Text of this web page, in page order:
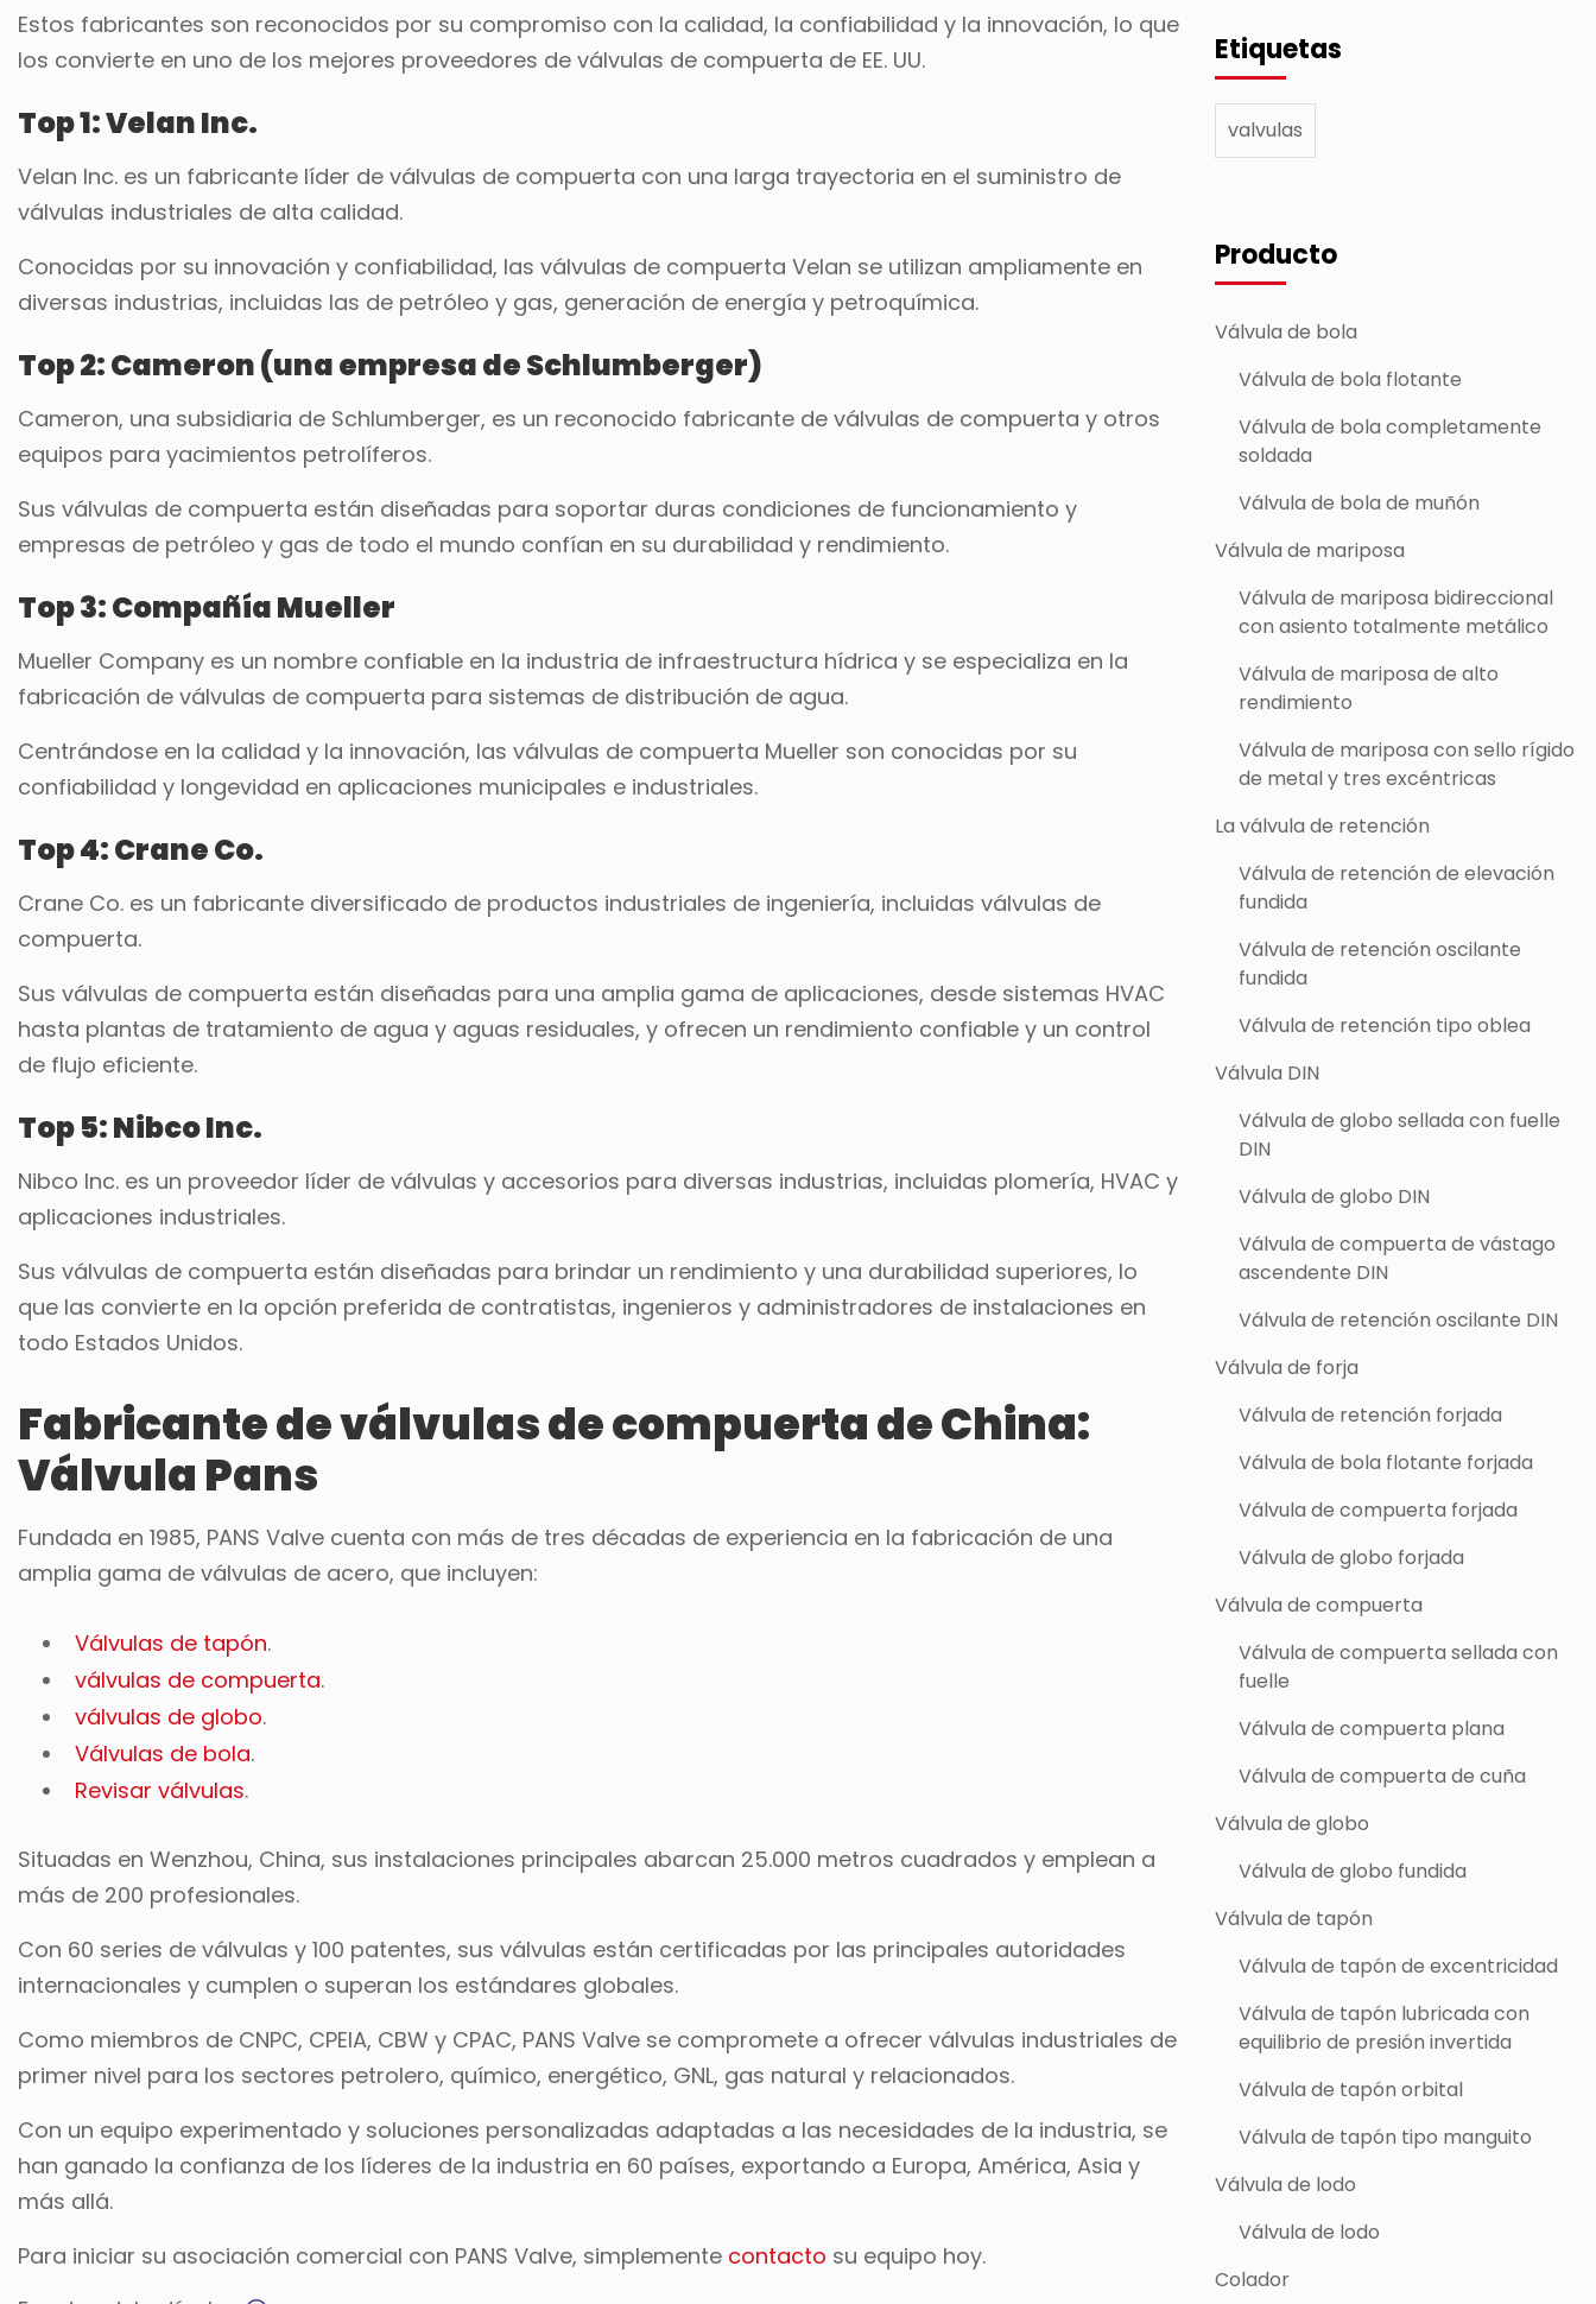
Estos fabricantes son reconocidos por su compromiso con la calidad, la confiabilidad y la innovación, lo que
los convierte en uno de los mejores proveedores de válvulas de compuerta de EE. UU.
Top 1: Velan Inc.
Velan Inc. es un fabricante líder de válvulas de compuerta con una larga trayectoria en el suministro de
válvulas industriales de alta calidad.
Conocidas por su innovación y confiabilidad, las válvulas de compuerta Velan se utilizan ampliamente en
diversas industrias, incluidas las de petróleo y gas, generación de energía y petroquímica.
Top 2: Cameron (una empresa de Schlumberger)
Cameron, una subsidiaria de Schlumberger, es un reconocido fabricante de válvulas de compuerta y otros
equipos para yacimientos petrolíferos.
Sus válvulas de compuerta están diseñadas para soportar duras condiciones de funcionamiento y
empresas de petróleo y gas de todo el mundo confían en su durabilidad y rendimiento.
Top 3: Compañía Mueller
Mueller Company es un nombre confiable en la industria de infraestructura hídrica y se especializa en la
fabricación de válvulas de compuerta para sistemas de distribución de agua.
Centrándose en la calidad y la innovación, las válvulas de compuerta Mueller son conocidas por su
confiabilidad y longevidad en aplicaciones municipales e industriales.
Top 4: Crane Co.
Crane Co. es un fabricante diversificado de productos industriales de ingeniería, incluidas válvulas de
compuerta.
Sus válvulas de compuerta están diseñadas para una amplia gama de aplicaciones, desde sistemas HVAC
hasta plantas de tratamiento de agua y aguas residuales, y ofrecen un rendimiento confiable y un control
de flujo eficiente.
Top 5: Nibco Inc.
Nibco Inc. es un proveedor líder de válvulas y accesorios para diversas industrias, incluidas plomería, HVAC y
aplicaciones industriales.
Sus válvulas de compuerta están diseñadas para brindar un rendimiento y una durabilidad superiores, lo
que las convierte en la opción preferida de contratistas, ingenieros y administradores de instalaciones en
todo Estados Unidos.
Fabricante de válvulas de compuerta de China:
Válvula Pans
Fundada en 1985, PANS Valve cuenta con más de tres décadas de experiencia en la fabricación de una
amplia gama de válvulas de acero, que incluyen:
Válvulas de tapón.
válvulas de compuerta.
válvulas de globo.
Válvulas de bola.
Revisar válvulas.
Situadas en Wenzhou, China, sus instalaciones principales abarcan 25.000 metros cuadrados y emplean a
más de 200 profesionales.
Con 60 series de válvulas y 100 patentes, sus válvulas están certificadas por las principales autoridades
internacionales y cumplen o superan los estándares globales.
Como miembros de CNPC, CPEIA, CBW y CPAC, PANS Valve se compromete a ofrecer válvulas industriales de
primer nivel para los sectores petrolero, químico, energético, GNL, gas natural y relacionados.
Con un equipo experimentado y soluciones personalizadas adaptadas a las necesidades de la industria, se
han ganado la confianza de los líderes de la industria en 60 países, exportando a Europa, América, Asia y
más allá.
Para iniciar su asociación comercial con PANS Valve, simplemente contacto su equipo hoy.
Etiquetas
valvulas
Producto
Válvula de bola
Válvula de bola flotante
Válvula de bola completamente
soldada
Válvula de bola de muñón
Válvula de mariposa
Válvula de mariposa bidireccional
con asiento totalmente metálico
Válvula de mariposa de alto
rendimiento
Válvula de mariposa con sello rígido
de metal y tres excéntricas
La válvula de retención
Válvula de retención de elevación
fundida
Válvula de retención oscilante
fundida
Válvula de retención tipo oblea
Válvula DIN
Válvula de globo sellada con fuelle
DIN
Válvula de globo DIN
Válvula de compuerta de vástago
ascendente DIN
Válvula de retención oscilante DIN
Válvula de forja
Válvula de retención forjada
Válvula de bola flotante forjada
Válvula de compuerta forjada
Válvula de globo forjada
Válvula de compuerta
Válvula de compuerta sellada con
fuelle
Válvula de compuerta plana
Válvula de compuerta de cuña
Válvula de globo
Válvula de globo fundida
Válvula de tapón
Válvula de tapón de excentricidad
Válvula de tapón lubricada con
equilibrio de presión invertida
Válvula de tapón orbital
Válvula de tapón tipo manguito
Válvula de lodo
Válvula de lodo
Colador